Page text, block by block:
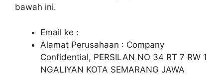
bawah ini.
Email ke :
Alamat Perusahaan : Company
Confidential, PERSILAN NO 34 RT 7 RW 1
NGALIYAN KOTA SEMARANG JAWA